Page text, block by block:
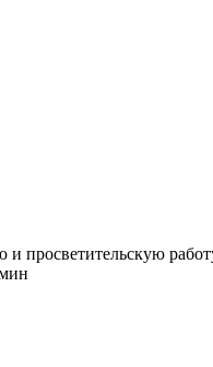
просветительскую